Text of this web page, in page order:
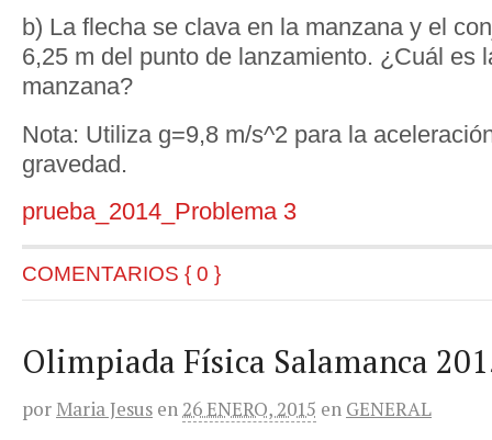
b) La flecha se clava en la manzana y el
6,25 m del punto de lanzamiento. ¿Cuál es
manzana?
Nota: Utiliza g=9,8 m/s^2 para la
gravedad.
prueba_2014_Problema 3
COMENTARIOS { 0 }
Olimpiada Física Salamanca
por Maria Jesus en 26 ENERO, 2015 en GENERAL